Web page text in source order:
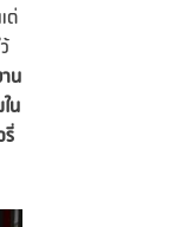
ต่
น
น
รี่